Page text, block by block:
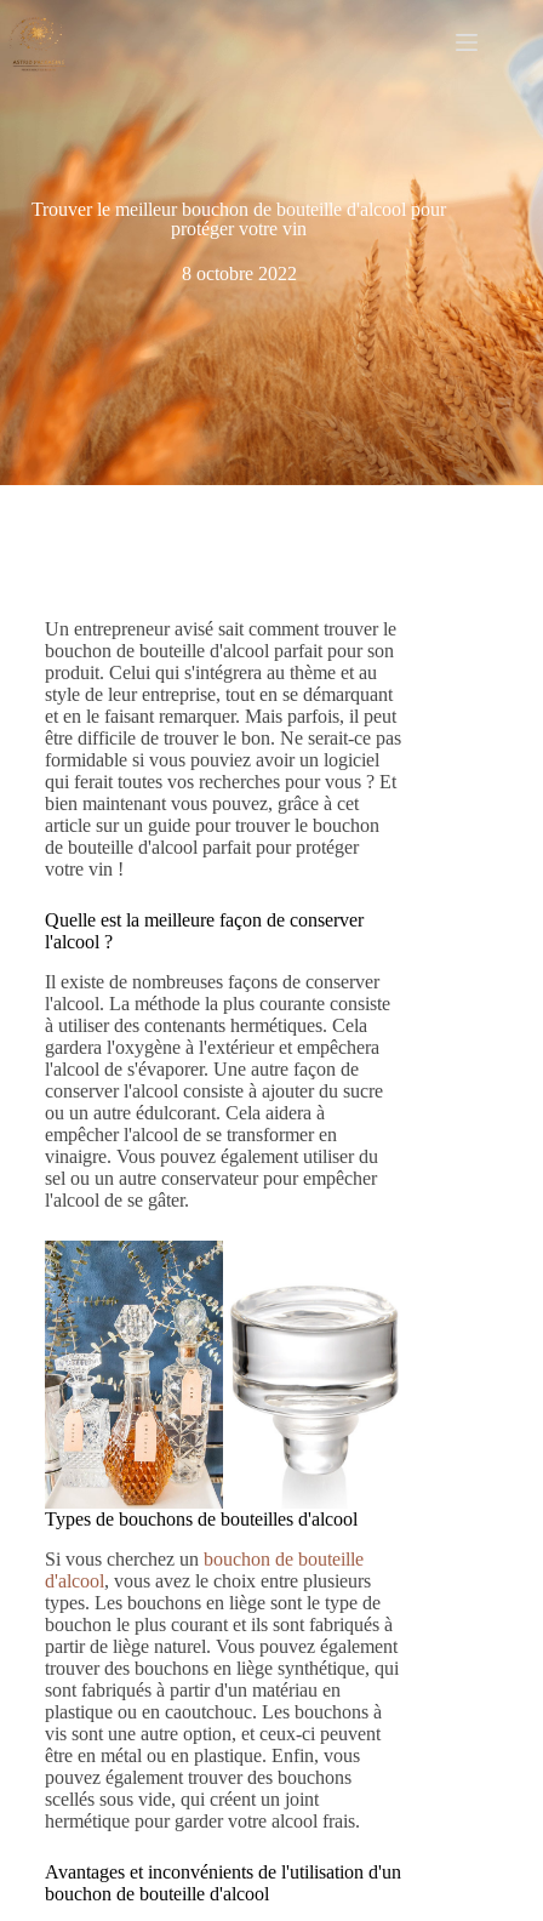
Trouver le meilleur bouchon de bouteille d'alcool pour
protéger votre vin
8 octobre 2022
Un entrepreneur avisé sait comment trouver le
bouchon de bouteille d'alcool parfait pour son
produit. Celui qui s'intégrera au thème et au
style de leur entreprise, tout en se démarquant
et en le faisant remarquer. Mais parfois, il peut
être difficile de trouver le bon. Ne serait-ce pas
formidable si vous pouviez avoir un logiciel
qui ferait toutes vos recherches pour vous ? Et
bien maintenant vous pouvez, grâce à cet
article sur un guide pour trouver le bouchon
de bouteille d'alcool parfait pour protéger
votre vin !
Quelle est la meilleure façon de conserver
l'alcool ?
Il existe de nombreuses façons de conserver
l'alcool. La méthode la plus courante consiste
à utiliser des contenants hermétiques. Cela
gardera l'oxygène à l'extérieur et empêchera
l'alcool de s'évaporer. Une autre façon de
conserver l'alcool consiste à ajouter du sucre
ou un autre édulcorant. Cela aidera à
empêcher l'alcool de se transformer en
vinaigre. Vous pouvez également utiliser du
sel ou un autre conservateur pour empêcher
l'alcool de se gâter.
Types de bouchons de bouteilles d'alcool
Si vous cherchez un bouchon de bouteille
d'alcool, vous avez le choix entre plusieurs
types. Les bouchons en liège sont le type de
bouchon le plus courant et ils sont fabriqués à
partir de liège naturel. Vous pouvez également
trouver des bouchons en liège synthétique, qui
sont fabriqués à partir d'un matériau en
plastique ou en caoutchouc. Les bouchons à
vis sont une autre option, et ceux-ci peuvent
être en métal ou en plastique. Enfin, vous
pouvez également trouver des bouchons
scellés sous vide, qui créent un joint
hermétique pour garder votre alcool frais.
Avantages et inconvénients de l'utilisation d'un
bouchon de bouteille d'alcool